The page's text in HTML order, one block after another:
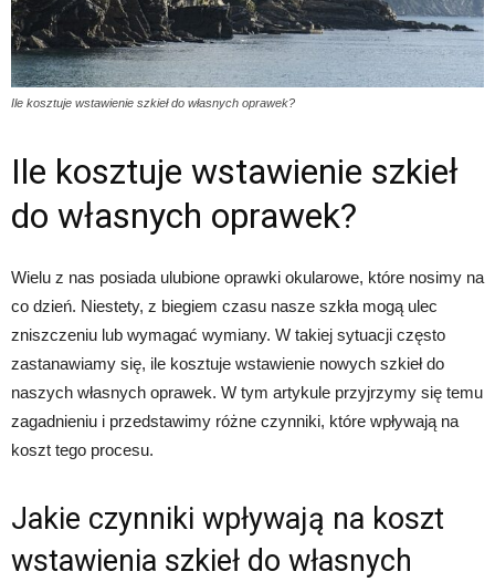
Ile kosztuje wstawienie szkieł do własnych oprawek?
Ile kosztuje wstawienie szkieł
do własnych oprawek?
Wielu z nas posiada ulubione oprawki okularowe, które nosimy na
co dzień. Niestety, z biegiem czasu nasze szkła mogą ulec
zniszczeniu lub wymagać wymiany. W takiej sytuacji często
zastanawiamy się, ile kosztuje wstawienie nowych szkieł do
naszych własnych oprawek. W tym artykule przyjrzymy się temu
zagadnieniu i przedstawimy różne czynniki, które wpływają na
koszt tego procesu.
Jakie czynniki wpływają na koszt
wstawienia szkieł do własnych